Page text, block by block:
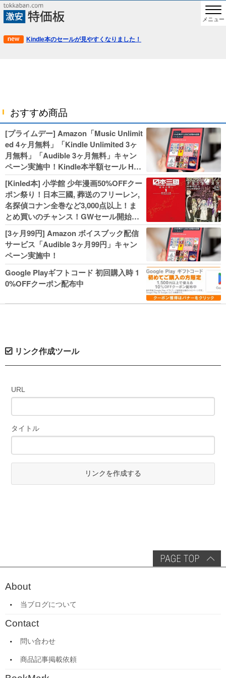
メニュー
Kindle本のセールが見やすくなりました！
おすすめ商品
[プライムデー] Amazon「Music Unlimit
ed 4ヶ月無料」「Kindle Unlimited 3ヶ
月無料」「Audible 3ヶ月無料」キャン
ペーン実施中！Kindle本半額セール HU
NTER×HUNTERなど集英社、無職転生,
幼女戦記などKADOKAWA、キャプテン
翼100円セールも！
[Kinled本] 小学館 少年漫画50%OFFクー
ポン祭り！日本三國, 葬送のフリーレン,
名探偵コナン全巻など3,000点以上！ま
とめ買いのチャンス！GWセール開始！
人気コミック多数 カドカワ祭やIT関連本
がセールに！
[3ヶ月99円] Amazon ボイスブック配信
サービス「Audible 3ヶ月99円」キャン
ペーン実施中！
Google Playギフトコード 初回購入時 1
0%OFFクーポン配布中
リンク作成ツール
URL
タイトル
リンクを作成する
About
当ブログについて
Contact
問い合わせ
商品記事掲載依頼